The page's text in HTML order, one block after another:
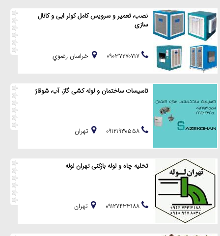
نصب، تعمیر و سرویس کامل کولر ابی و کانال
سازی
خراسان رضوي
تاسیسات ساختمان و لوله کشی گاز، آب، شوفاژ
تهران
تخلیه چاه و لوله بازکنی تهران لوله
تهران